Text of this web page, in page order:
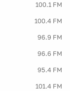
100.1 FM
100.4 FM
96.9 FM
96.6 FM
95.4 FM
101.4 FM